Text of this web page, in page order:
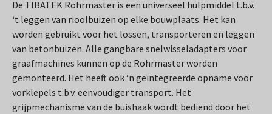
De TIBATEK Rohrmaster is een universeel hulpmiddel t.b.v.
‘t leggen van rioolbuizen op elke bouwplaats. Het kan
worden gebruikt voor het lossen, transporteren en leggen
van betonbuizen. Alle gangbare snelwisseladapters voor
graafmachines kunnen op de Rohrmaster worden
gemonteerd. Het heeft ook ‘n geïntegreerde opname voor
vorklepels t.b.v. eenvoudiger transport. Het
grijpmechanisme van de buishaak wordt bediend door het